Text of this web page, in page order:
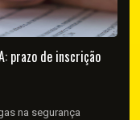
prazo de inscrição
na segurança